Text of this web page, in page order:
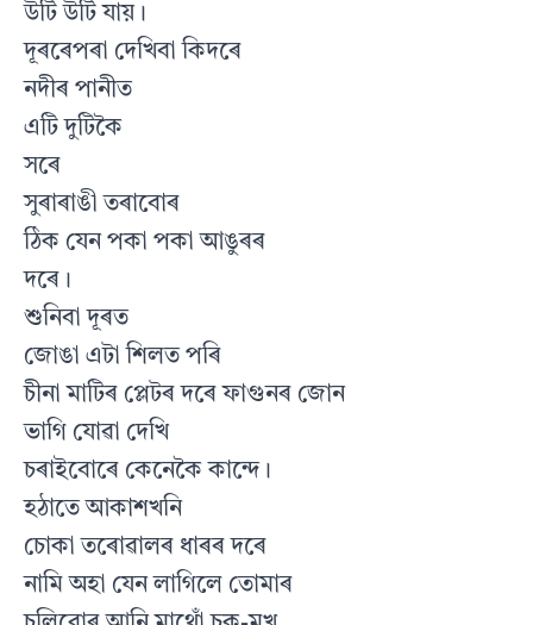
উটি উটি যায়।
দূৰৰেপৰা দেখিবা কিদৰে
নদীৰ পানীত
এটি দুটিকৈ
সৰে
সুৰাৰাঙী তৰাবোৰ
ঠিক যেন পকা পকা আঙুৰৰ
দৰে।
শুনিবা দূৰত
জোঙা এটা শিলত পৰি
চীনা মাটিৰ প্লেটৰ দৰে ফাগুনৰ জোন
ভাগি যোৱা দেখি
চৰাইবোৰে কেনেকৈ কান্দে।
হঠাতে আকাশখনি
চোকা তৰোৱালৰ ধাৰৰ দৰে
নামি অহা যেন লাগিলে তোমাৰ